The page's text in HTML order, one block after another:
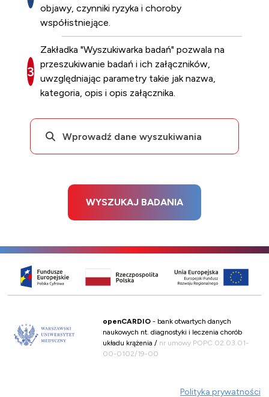
objawy, czynniki ryzyka i choroby
współistniejące.
Zakładka "Wyszukiwarka badań" pozwala na
przeszukiwanie badań i ich załączników,
uwzględniając parametry takie jak nazwa,
kategoria, opis i opis załącznika.
WYSZUKAJ BADANIA
openCARDIO - bank otwartych danych
naukowych nt. diagnostyki i leczenia chorób
układu krążenia / nr umowy POPC.02.03.01-
00-0102/19-00
Polityka prywatności